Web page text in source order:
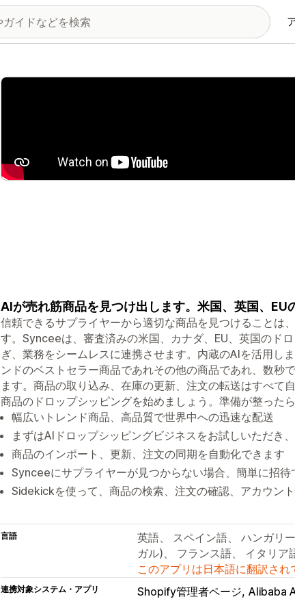
特集の画像ギャラリー
AIが売れ筋商品を見つけ出します。米国、英国、EU
信頼できるサプライヤーから適切な商品を見つけることは
す。Synceeは、審査済みの米国、カナダ、EU、英国のド
ぎ、業務をシームレスに連携させます。内蔵のAIを活用し
ンドのベストセラー商品であれその他の商品であれ、数秒
ます。商品の取り込み、在庫の更新、注文の転送はすべて
商品のドロップシッピングを始めましょう。準備が整った
幅広いトレンド商品、高品質で世界中への迅速な配送
まずはAIドロップシッピングビジネスをお試しいただき
商品のインポート、更新、注文の同期を自動化できます
Synceeにサプライヤーが見つからない場合、簡単に招待
Sidekickを使って、商品の検索、注文の確認、アカウン
言語
英語、 スペイン語、 ハンガリ
ガル)、 フランス語、 イタリア
このアプリは日本語に翻訳され
連携対象システム・アプリ Shopify管理者ページ Alibaba